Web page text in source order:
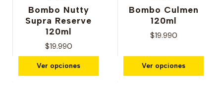
Bombo Nutty
Supra Reserve
120ml
$19.990
Ver opciones
Bombo Culmen
120ml
$19.990
Ver opciones